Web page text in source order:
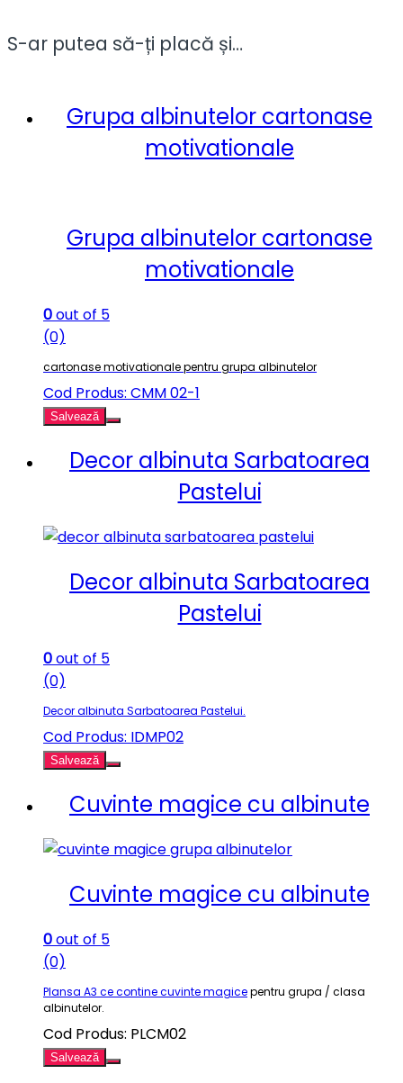
S-ar putea să-ți placă și…
Grupa albinutelor cartonase
motivationale
Grupa albinutelor cartonase
motivationale
0out of 5
(0)
cartonase motivationale pentru grupa albinutelor
Cod Produs: CMM 02-1
Salvează
Decor albinuta Sarbatoarea
Pastelui
Decor albinuta Sarbatoarea
Pastelui
0out of 5
(0)
Decor albinuta Sarbatoarea Pastelui.
Cod Produs: IDMP02
Salvează
Cuvinte magice cu albinute
Cuvinte magice cu albinute
0out of 5
(0)
Plansa A3 ce contine cuvinte magicepentru grupa / clasa
albinutelor.
Cod Produs: PLCM02
Salvează